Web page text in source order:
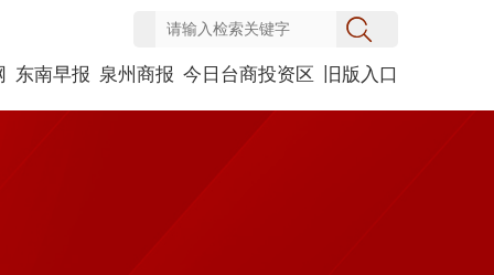
东南早报 泉州商报 今日台商投资区 旧版入口